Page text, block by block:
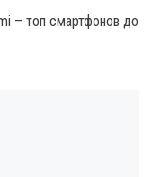
– топ смартфонов до